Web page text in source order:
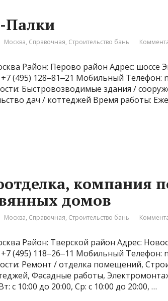
Палки
Москва, Справочная, Строительство бань
Район: Перово район Адрес: шоссе
(495) 128‒81‒21 Мобильный Телефон:
Быстровозводимые здания /
дач / коттеджей Время работы:
компания
домов
Москва, Справочная, Строительство бань
Район: Тверской район Адрес:
(495) 118‒26‒11 Мобильный
Ремонт / отделка помещений,
Фасадные работы,
с 10:00 до 20:00, Ср: с 10:00 до 20:00, …